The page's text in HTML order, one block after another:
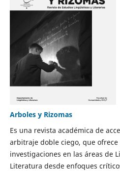
Arboles y Rizomas
Es una revista académica de
arbitraje doble ciego, que
investigaciones en las áreas de
Literatura desde enfoques